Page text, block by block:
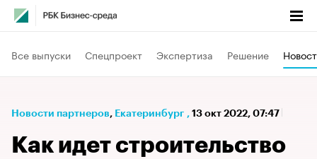
Все выпуски Спецпроект Экспертиза Решение
Новости партнеров⁠, Екатеринбург , 13 окт 2022, 07:47
Как идет строительство